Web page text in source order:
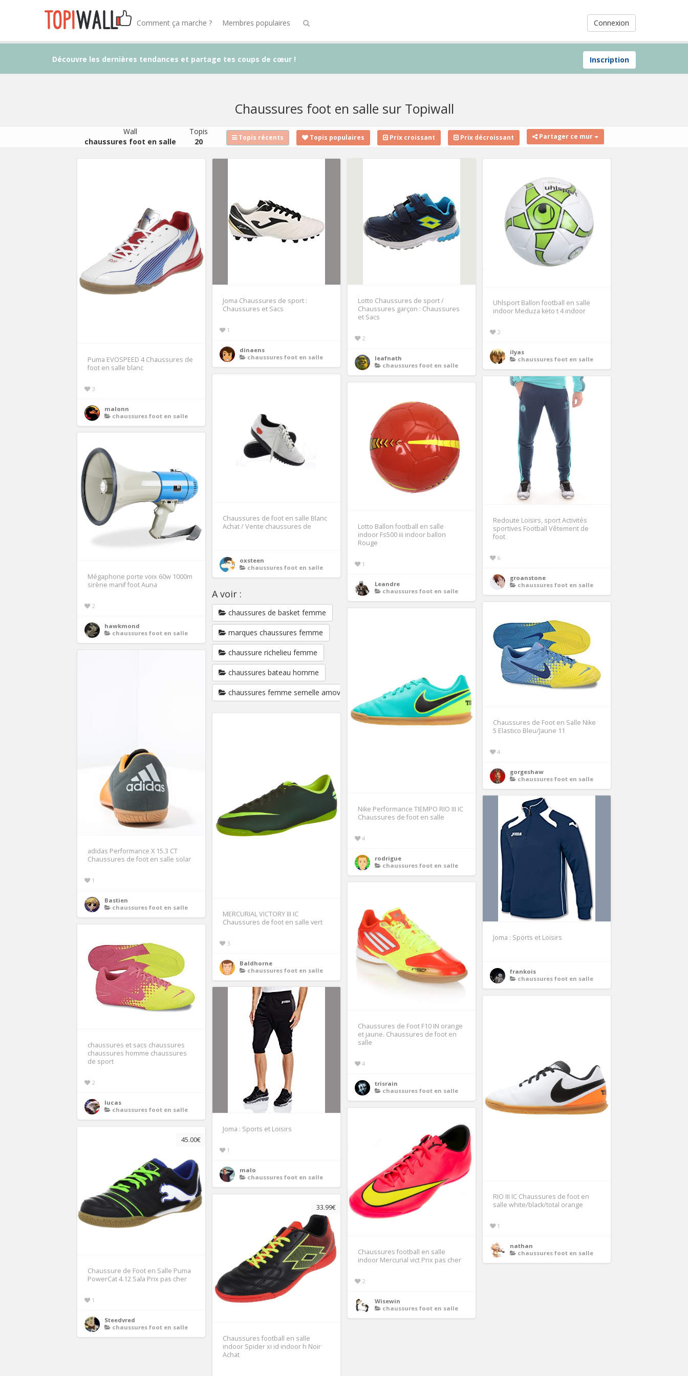
Connexion
Comment ça marche ? Membres populaires
Inscription
Découvre les dernières tendances et partage tes coups de cœur !
Chaussures foot en salle sur Topiwall
Wall
chaussures foot en salle
Topis
20
Topis récents Topis populaires Prix croissant Prix décroissant Partager ce mur
Puma EVOSPEED 4 Chaussures de
foot en salle blanc
3
malonn
chaussures foot en salle
Joma Chaussures de sport :
Chaussures et Sacs
1
dinaens
chaussures foot en salle
Lotto Chaussures de sport /
Chaussures garçon : Chaussures
et Sacs
2
leafnath
chaussures foot en salle
Uhlsport Ballon football en salle
indoor Meduza keto t 4 indoor
2
ilyas
chaussures foot en salle
Chaussures de foot en salle Blanc
Achat / Vente chaussures de
oxsteen
chaussures foot en salle
Redoute Loisirs, sport Activités
sportives Football Vêtement de
foot
6
groanstone
chaussures foot en salle
Lotto Ballon football en salle
indoor Fs500 iii indoor ballon
Rouge
1
Leandre
chaussures foot en salle
Mégaphone porte voix 60w 1000m
sirène manif foot Auna
2
hawkmond
chaussures foot en salle
A voir :
chaussures de basket femme
marques chaussures femme
chaussure richelieu femme
chaussures bateau homme
chaussures femme semelle amovible
Chaussures de Foot en Salle Nike
5 Elastico Bleu/Jaune 11
4
gorgeshaw
chaussures foot en salle
Nike Performance TIEMPO RIO III IC
Chaussures de foot en salle
4
rodrigue
chaussures foot en salle
adidas Performance X 15.3 CT
Chaussures de foot en salle solar
1
Bastien
chaussures foot en salle
MERCURIAL VICTORY III IC
Chaussures de foot en salle vert
3
Baldhorne
chaussures foot en salle
Joma : Sports et Loisirs
frankois
chaussures foot en salle
Chaussures de Foot F10 IN orange
et jaune. Chaussures de foot en
salle
4
trisrain
chaussures foot en salle
chaussures et sacs chaussures
chaussures homme chaussures
de sport
2
lucas
chaussures foot en salle
Joma : Sports et Loisirs
1
malo
chaussures foot en salle
RIO III IC Chaussures de foot en
salle white/black/total orange
1
nathan
chaussures foot en salle
Chaussures football en salle
indoor Mercurial vict Prix pas cher
2
Wisewin
chaussures foot en salle
45.00€
Chaussure de Foot en Salle Puma
PowerCat 4.12 Sala Prix pas cher
1
Steedvred
chaussures foot en salle
33.99€
Chaussures football en salle
indoor Spider xi id indoor h Noir
Achat